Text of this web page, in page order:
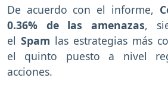
De acuerdo con el informe,
0.36% de las amenazas,
el Spam las estrategias más
el quinto puesto a nivel
acciones.